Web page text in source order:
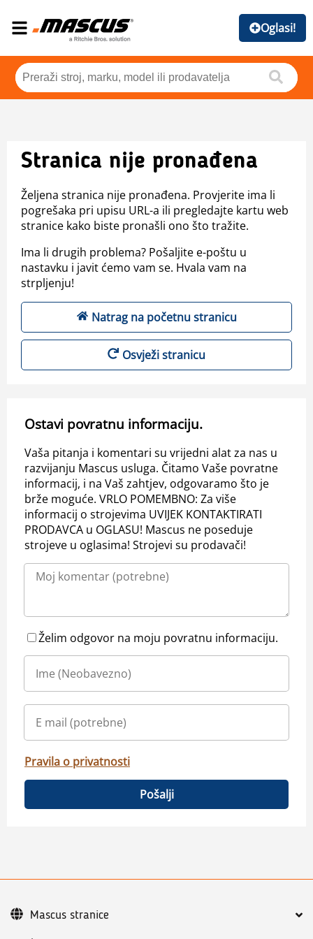
Oglasi!
Stranica nije pronađena
Željena stranica nije pronađena. Provjerite ima li
pogrešaka pri upisu URL-a ili pregledajte kartu web
stranice kako biste pronašli ono što tražite.
Ima li drugih problema? Pošaljite e-poštu u
nastavku i javit ćemo vam se. Hvala vam na
strpljenju!
Natrag na početnu stranicu
Osvježi stranicu
Ostavi povratnu informaciju.
Vaša pitanja i komentari su vrijedni alat za nas u
razvijanju Mascus usluga. Čitamo Vaše povratne
informacij, i na Vaš zahtjev, odgovaramo što je
brže moguće. VRLO POMEMBNO: Za više
informacij o strojevima UVIJEK KONTAKTIRATI
PRODAVCA u OGLASU! Mascus ne poseduje
strojeve u oglasima! Strojevi su prodavači!
Želim odgovor na moju povratnu informaciju.
Pravila o privatnosti
Pošalji
Mascus stranice